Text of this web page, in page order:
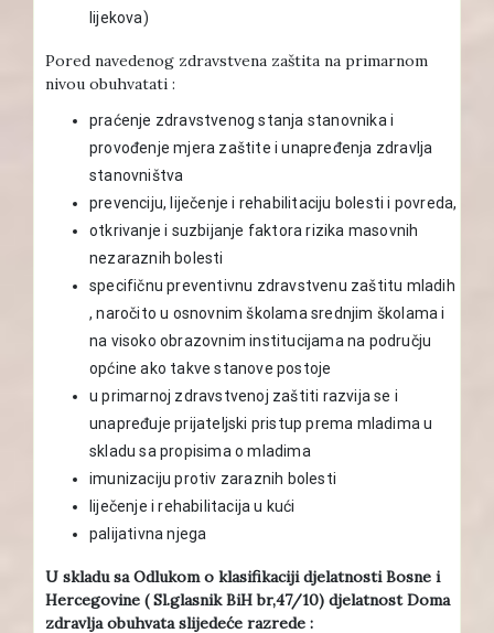
lijekova)
Pored navedenog zdravstvena zaštita na primarnom
nivou obuhvatati :
praćenje zdravstvenog stanja stanovnika i
provođenje mjera zaštite i unapređenja zdravlja
stanovništva
prevenciju, liječenje i rehabilitaciju bolesti i povreda,
otkrivanje i suzbijanje faktora rizika masovnih
nezaraznih bolesti
specifičnu preventivnu zdravstvenu zaštitu mladih
, naročito u osnovnim školama srednjim školama i
na visoko obrazovnim institucijama na području
općine ako takve stanove postoje
u primarnoj zdravstvenoj zaštiti razvija se i
unapređuje prijateljski pristup prema mladima u
skladu sa propisima o mladima
imunizaciju protiv zaraznih bolesti
liječenje i rehabilitacija u kući
palijativna njega
U skladu sa Odlukom o klasifikaciji djelatnosti Bosne i
Hercegovine ( Sl.glasnik BiH br,47/10) djelatnost Doma
zdravlja obuhvata slijedeće razrede :